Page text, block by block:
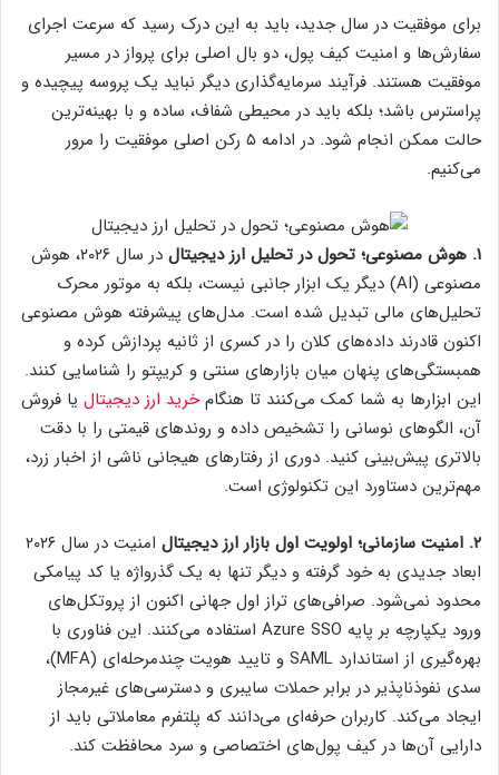
برای موفقیت در سال جدید، باید به این درک رسید که سرعت اجرای
سفارش‌ها و امنیت کیف پول، دو بال اصلی برای پرواز در مسیر
موفقیت هستند. فرآیند سرمایه‌گذاری دیگر نباید یک پروسه پیچیده و
پراسترس باشد؛ بلکه باید در محیطی شفاف، ساده و با بهینه‌ترین
حالت ممکن انجام شود. در ادامه ۵ رکن اصلی موفقیت را مرور
می‌کنیم.
۱. هوش مصنوعی؛ تحول در تحلیل ارز دیجیتال
در سال ۲۰۲۶، هوش
مصنوعی (AI) دیگر یک ابزار جانبی نیست، بلکه به موتور محرک
تحلیل‌های مالی تبدیل شده است. مدل‌های پیشرفته هوش مصنوعی
اکنون قادرند داده‌های کلان را در کسری از ثانیه پردازش کرده و
همبستگی‌های پنهان میان بازارهای سنتی و کریپتو را شناسایی کنند.
این ابزارها به شما کمک می‌کنند تا هنگامخرید ارز دیجیتال یا فروش
آن، الگوهای نوسانی را تشخیص داده و روندهای قیمتی را با دقت
بالاتری پیش‌بینی کنید. دوری از رفتارهای هیجانی ناشی از اخبار زرد،
مهم‌ترین دستاورد این تکنولوژی است.
۲. امنیت سازمانی؛ اولویت اول بازار ارز دیجیتال
امنیت در سال ۲۰۲۶
ابعاد جدیدی به خود گرفته و دیگر تنها به یک گذرواژه یا کد پیامکی
محدود نمی‌شود. صرافی‌های تراز اول جهانی اکنون از پروتکل‌های
ورود یکپارچه بر پایه Azure SSO استفاده می‌کنند. این فناوری با
بهره‌گیری از استاندارد SAML و تایید هویت چندمرحله‌ای (MFA)،
سدی نفوذناپذیر در برابر حملات سایبری و دسترسی‌های غیرمجاز
ایجاد می‌کند. کاربران حرفه‌ای می‌دانند که پلتفرم معاملاتی باید از
دارایی آن‌ها در کیف پول‌های اختصاصی و سرد محافظت کند.